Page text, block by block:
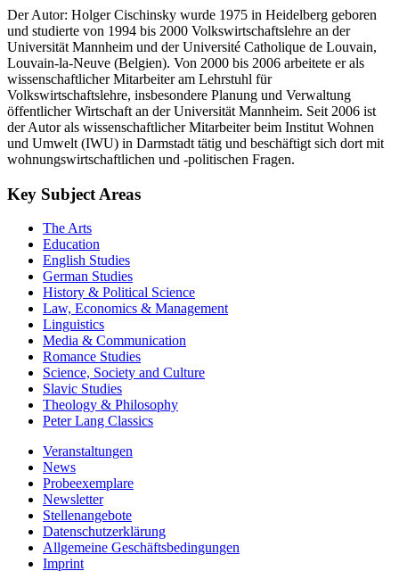
Der Autor: Holger Cischinsky wurde 1975 in Heidelberg geboren
und studierte von 1994 bis 2000 Volkswirtschaftslehre an der
Universität Mannheim und der Université Catholique de Louvain,
Louvain-la-Neuve (Belgien). Von 2000 bis 2006 arbeitete er als
wissenschaftlicher Mitarbeiter am Lehrstuhl für
Volkswirtschaftslehre, insbesondere Planung und Verwaltung
öffentlicher Wirtschaft an der Universität Mannheim. Seit 2006 ist
der Autor als wissenschaftlicher Mitarbeiter beim Institut Wohnen
und Umwelt (IWU) in Darmstadt tätig und beschäftigt sich dort mit
wohnungswirtschaftlichen und -politischen Fragen.
Key Subject Areas
The Arts
Education
English Studies
German Studies
History & Political Science
Law, Economics & Management
Linguistics
Media & Communication
Romance Studies
Science, Society and Culture
Slavic Studies
Theology & Philosophy
Peter Lang Classics
Veranstaltungen
News
Probeexemplare
Newsletter
Stellenangebote
Datenschutzerklärung
Allgemeine Geschäftsbedingungen
Imprint